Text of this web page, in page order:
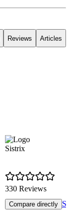
Reviews Articles
Sistrix
330 Reviews
Compare directly